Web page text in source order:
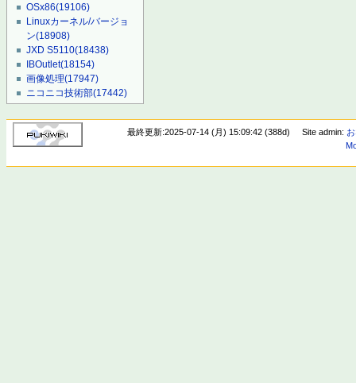
OSx86(19106)
Linuxカーネル/バージョ
ン(18908)
JXD S5110(18438)
IBOutlet(18154)
画像処理(17947)
ニコニコ技術部(17442)
最終更新:2025-07-14 (月) 15:09:42 (388d) Site admin: